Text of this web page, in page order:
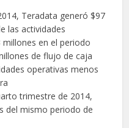
Teradata generó $97
las actividades
en el periodo
de flujo de caja
operativas menos
trimestre de 2014,
del mismo periodo de